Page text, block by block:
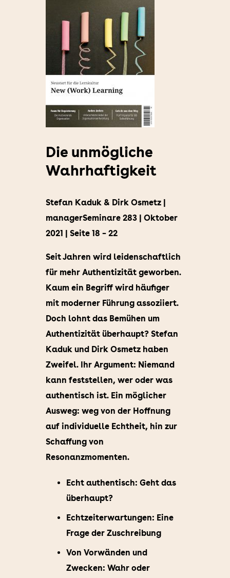
Die unmögliche
Wahrhaftigkeit
Stefan Kaduk & Dirk Osmetz |
managerSeminare 283 | Oktober
2021 | Seite 18 – 22
Seit Jahren wird leidenschaftlich
für mehr Authentizität geworben.
Kaum ein Begriff wird häufiger
mit moderner Führung assoziiert.
Doch lohnt das Bemühen um
Authentizität überhaupt? Stefan
Kaduk und Dirk Osmetz haben
Zweifel. Ihr Argument: Niemand
kann feststellen, wer oder was
authentisch ist. Ein möglicher
Ausweg: weg von der Hoffnung
auf individuelle Echtheit, hin zur
Schaffung von
Resonanzmomenten.
Echt authentisch: Geht das
überhaupt?
Echtzeiterwartungen: Eine
Frage der Zuschreibung
Von Vorwänden und
Zwecken: Wahr oder